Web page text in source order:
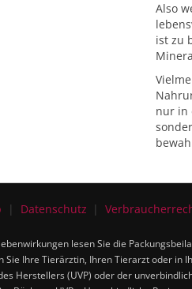
Also
ist zu
nur in
Datenschutz
lesen Sie die
Sie Ihre Tierärztin, Ihren Tierarzt oder
Herstellers (UVP) oder der